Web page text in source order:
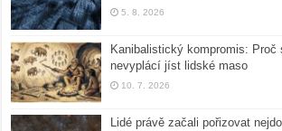
5. 8. 2026
Kanibalistický kompromis: Proč
nevyplácí jíst lidské maso
10. 7. 2026
Lidé právě začali pořizovat